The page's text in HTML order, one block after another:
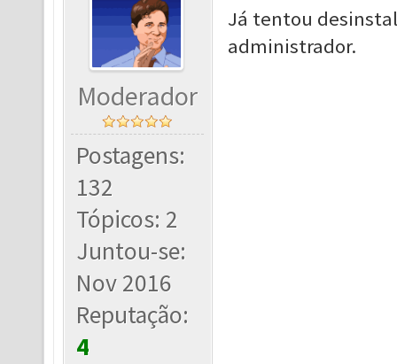
Moderador
Postagens:
132
Tópicos: 2
Juntou-se:
Nov 2016
Reputação:
4
Já tentou
administrador.